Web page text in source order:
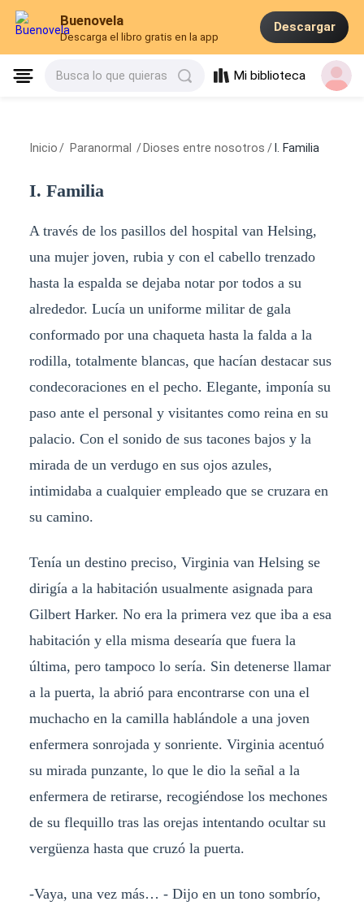
Buenovela
Descarga el libro gratis en la app
Descargar
Busca lo que quieras Mi biblioteca
Inicio / Paranormal / Dioses entre nosotros / I. Familia
I. Familia
A través de los pasillos del hospital van Helsing,
una mujer joven, rubia y con el cabello trenzado
hasta la espalda se dejaba notar por todos a su
alrededor. Lucía un uniforme militar de gala
conformado por una chaqueta hasta la falda a la
rodilla, totalmente blancas, que hacían destacar sus
condecoraciones en el pecho. Elegante, imponía su
paso ante el personal y visitantes como reina en su
palacio. Con el sonido de sus tacones bajos y la
mirada de un verdugo en sus ojos azules,
intimidaba a cualquier empleado que se cruzara en
su camino.
Tenía un destino preciso, Virginia van Helsing se
dirigía a la habitación usualmente asignada para
Gilbert Harker. No era la primera vez que iba a esa
habitación y ella misma desearía que fuera la
última, pero tampoco lo sería. Sin detenerse llamar
a la puerta, la abrió para encontrarse con una el
muchacho en la camilla hablándole a una joven
enfermera sonrojada y sonriente. Virginia acentuó
su mirada punzante, lo que le dio la señal a la
enfermera de retirarse, recogiéndose los mechones
de su flequillo tras las orejas intentando ocultar su
vergüenza hasta que cruzó la puerta.
-Vaya, una vez más… - Dijo en un tono sombrío,